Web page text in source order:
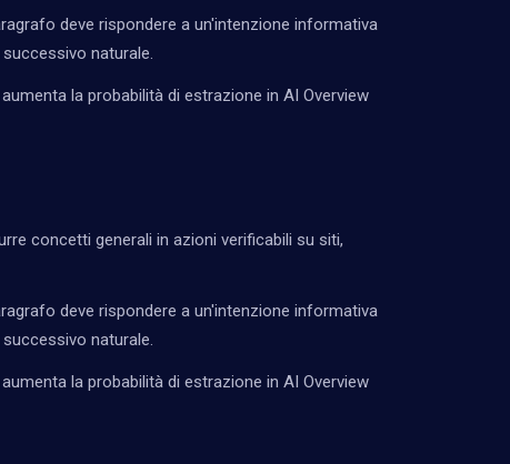
deve rispondere a un'intenzione informativa
naturale.
la probabilità di estrazione in AI Overview
concetti generali in azioni verificabili su siti,
deve rispondere a un'intenzione informativa
naturale.
la probabilità di estrazione in AI Overview